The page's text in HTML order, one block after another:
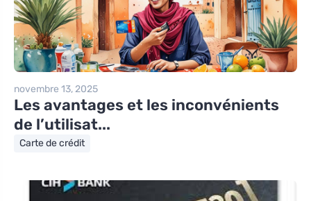
novembre 13, 2025
Les avantages et les inconvénients
de l’utilisat...
Carte de crédit